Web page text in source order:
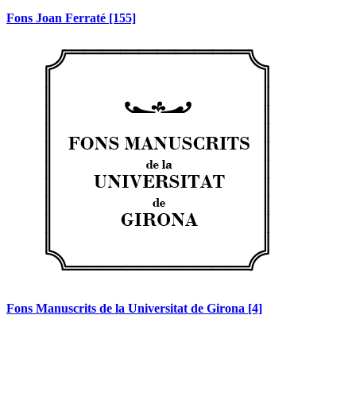
Fons Joan Ferraté [155]
Fons Manuscrits de la Universitat de Girona [4]